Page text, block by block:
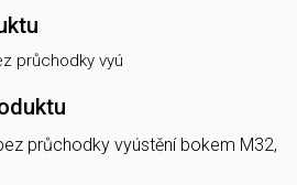
průchodky vyú
průchodky vyústění bokem M32,